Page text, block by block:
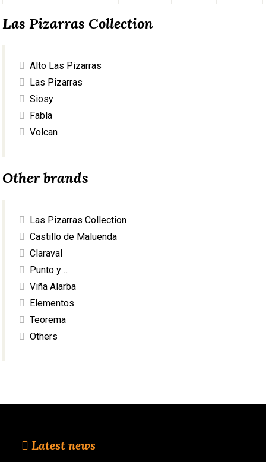
Las Pizarras Collection
Alto Las Pizarras
Las Pizarras
Siosy
Fabla
Volcan
Other brands
Las Pizarras Collection
Castillo de Maluenda
Claraval
Punto y ...
Viña Alarba
Elementos
Teorema
Others
Latest news